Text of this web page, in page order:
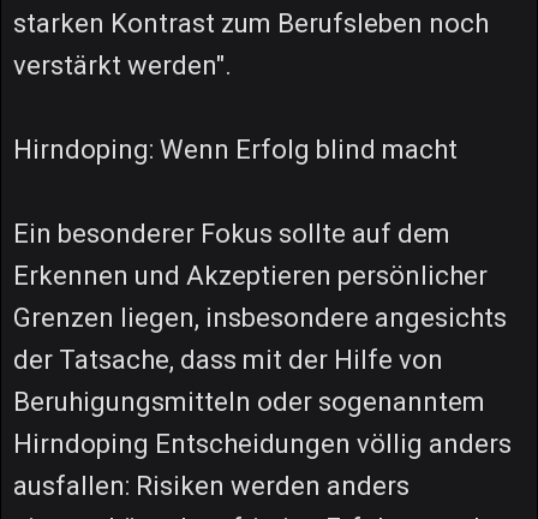
starken Kontrast zum Berufsleben noch
verstärkt werden".
Hirndoping: Wenn Erfolg blind macht
Ein besonderer Fokus sollte auf dem
Erkennen und Akzeptieren persönlicher
Grenzen liegen, insbesondere angesichts
der Tatsache, dass mit der Hilfe von
Beruhigungsmitteln oder sogenanntem
Hirndoping Entscheidungen völlig anders
ausfallen: Risiken werden anders